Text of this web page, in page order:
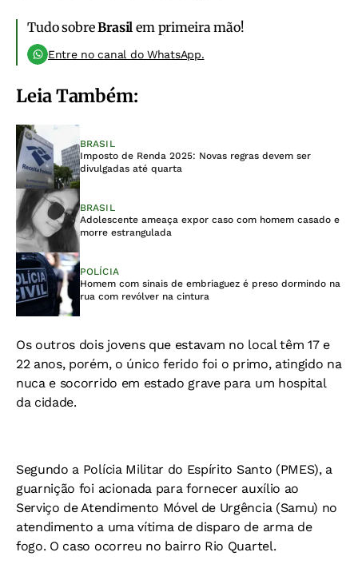
Tudo sobreBrasil em primeira mão!
Entre no canal do WhatsApp.
Leia Também:
BRASIL
Imposto de Renda 2025: Novas regras devem ser
divulgadas até quarta
BRASIL
Adolescente ameaça expor caso com homem casado e
morre estrangulada
POLÍCIA
Homem com sinais de embriaguez é preso dormindo na
rua com revólver na cintura
Os outros dois jovens que estavam no local têm 17 e
22 anos, porém, o único ferido foi o primo, atingido na
nuca e socorrido em estado grave para um hospital
da cidade.
Segundo a Polícia Militar do Espírito Santo (PMES), a
guarnição foi acionada para fornecer auxílio ao
Serviço de Atendimento Móvel de Urgência (Samu) no
atendimento a uma vítima de disparo de arma de
fogo. O caso ocorreu no bairro Rio Quartel.